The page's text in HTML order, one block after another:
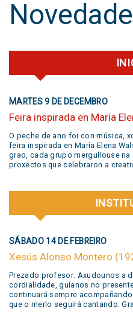
MARTES 9 DE DECEMBRO
Feira inspirada en María
O peche de ano foi con música,
feira inspirada en María Elena
grao, cada grupo mergullouse na
proxectos que celebraron a
sumarse para pechar a xornada
e a alegría que nos compartiron!
SÁBADO 14 DE FEBREIRO
Xesús Alonso Montero
Prezado profesor: Axudounos a
cordialidade, guíanos no
continuará sempre
que o merlo seguirá cantando.